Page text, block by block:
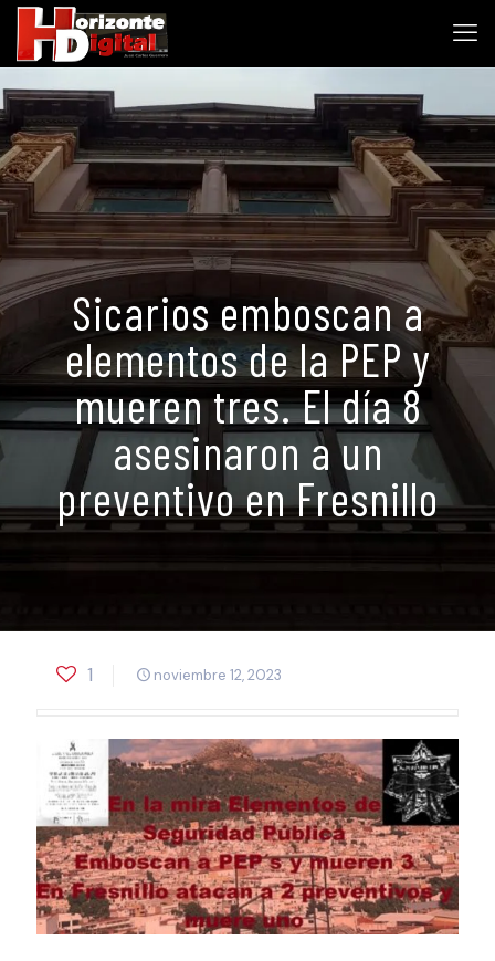
Sicarios emboscan a
elementos de la PEP y
mueren tres. El día 8
asesinaron a un
preventivo en Fresnillo
1 noviembre 12, 2023